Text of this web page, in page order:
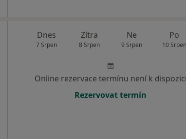
Dnes
7 Srpen
Zítra
8 Srpen
Ne
9 Srpen
Po
10 Srpen
Online rezervace termínu není k dispozici
Rezervovat termín